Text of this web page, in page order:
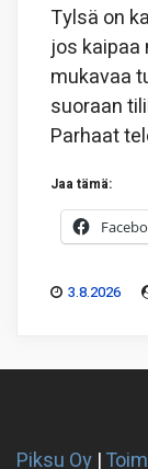
Tylsä on
jos kaipaa
mukavaa
suoraan
Parhaat
Jaa tämä:
3.8.2026
Piksu Oy |